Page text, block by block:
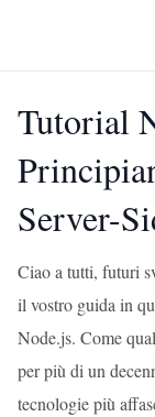
Tutorial
Server-
Ciao a tutti, futuri
il vostro guida in
Node.js. Come
per più di un
tecnologie più